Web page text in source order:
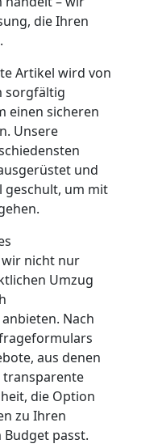
die Ihren
Artikel wird von
sorgfältig
einen sicheren
Unsere
und
geschult, um mit
nicht nur
Umzug
Nach
aus denen
transparente
die Option
zu Ihren
passt.